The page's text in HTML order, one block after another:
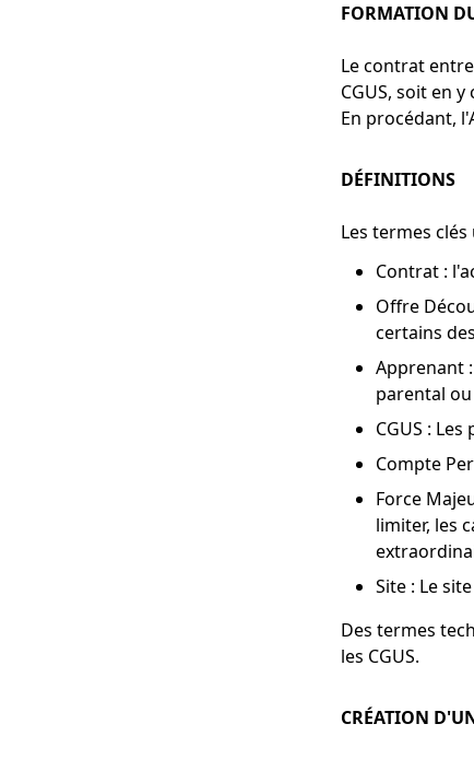
FORMATION
Le contrat
CGUS, soit en
En procédant,
DÉFINITIONS
Les termes
Contrat :
Offre
certains
Apprenant
parental
CGUS :
Compte
Force
limiter, les
Site : Le
Des termes
les CGUS.
CRÉATION